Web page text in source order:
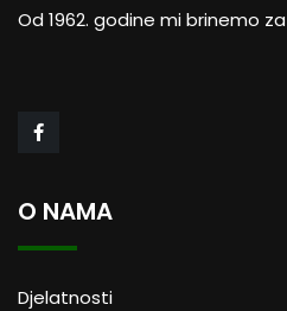
Od 1962. godine mi brinemo
O NAMA
Djelatnosti